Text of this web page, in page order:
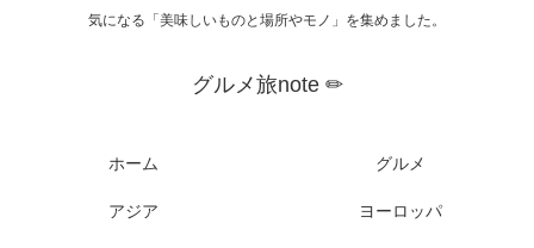
気になる「美味しいものと場所やモノ」を集めました。
グルメ旅note ✏︎
ホーム グルメ
アジア ヨーロッパ